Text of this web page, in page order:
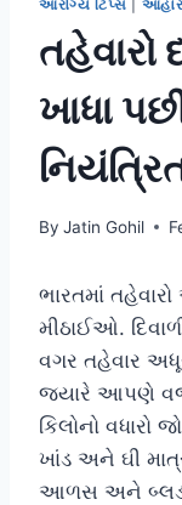
આરોગ્ય ટિપ્સ આહાર
તહેવારો
ખાધા
By Jatin Gohil
ભારતમાં
મીઠાઈઓ.
વગર તહેવાર
જ્યારે આપણે
કિલોનો વધારો
ખાંડ અને ઘી
આળસ અને બ્લડ